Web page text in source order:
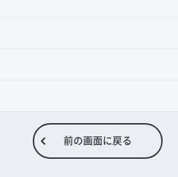
前の画面に戻る